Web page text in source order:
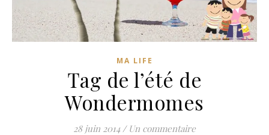
MA LIFE
Tag de l’été de
Wondermomes
28 juin 2014 / Un commentaire